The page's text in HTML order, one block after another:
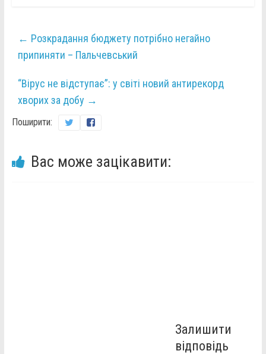
← Розкрадання бюджету потрібно негайно
припиняти – Пальчевський
“Вірус не відступає”: у світі новий антирекорд
хворих за добу →
Поширити:
Вас може зацікавити:
Залишити
відповідь